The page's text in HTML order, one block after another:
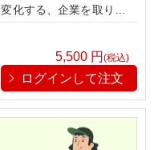
化する、企業を取り巻く
5,500 円 (税込)
ログインして注文